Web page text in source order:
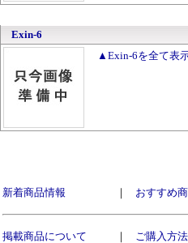
Exin-6
▲Exin-6を全て表
新着商品情報 ｜ おすすめ
掲載商品について ｜ ご購入方法